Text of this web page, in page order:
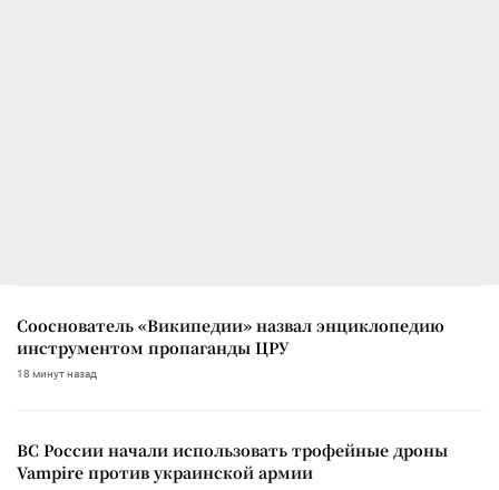
Сооснователь «Википедии» назвал энциклопедию
инструментом пропаганды ЦРУ
18 минут назад
ВС России начали использовать трофейные дроны
Vampire против украинской армии